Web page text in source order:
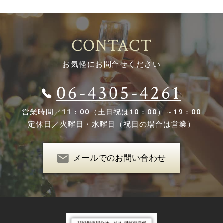
CONTACT
お気軽にお問合せください
06-4305-4261
営業時間／11：00（土日祝は10：00）～19：00
定休日／火曜日・水曜日（祝日の場合は営業）
メールでのお問い合わせ